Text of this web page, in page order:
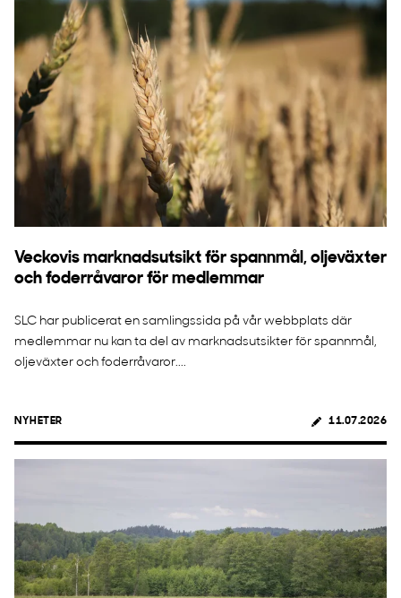
Veckovis marknadsutsikt för spannmål, oljeväxter
och foderråvaror för medlemmar
SLC har publicerat en samlingssida på vår webbplats där
medlemmar nu kan ta del av marknadsutsikter för spannmål,
oljeväxter och foderråvaror....
NYHETER 11.07.2026